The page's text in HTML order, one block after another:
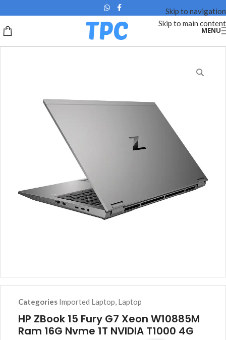
Skip to navigation
Skip to main content
MENU
Categories Imported Laptop, Laptop
HP ZBook 15 Fury G7 Xeon W10885M
Ram 16G Nvme 1T NVIDIA T1000 4G